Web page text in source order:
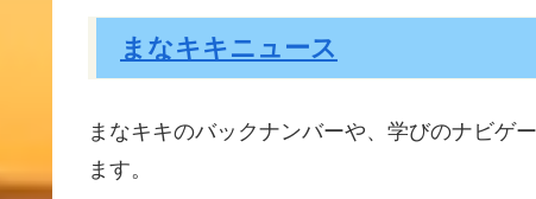
まなキキニュース
まなキキのバックナンバーや、学びのナビゲ
ます。